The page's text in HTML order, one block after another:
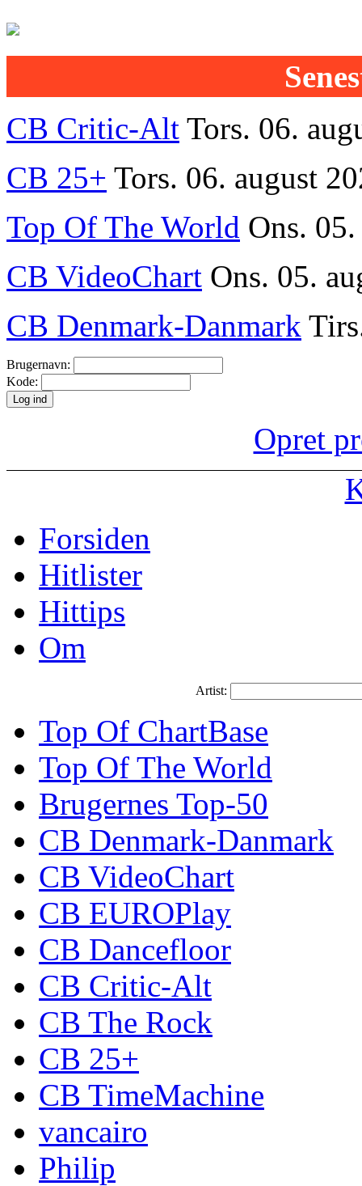
CB Critic-Alt Tors. 06.
CB 25+ Tors. 06. august
Top Of The World Ons.
CB VideoChart Ons. 05.
CB Denmark-Danmark
Brugernavn:
Kode:
Opret
Forsiden
Hitlister
Hittips
Om
Artist:
Top Of ChartBase
Top Of The World
Brugernes Top-50
CB Denmark-Danmark
CB VideoChart
CB EUROPlay
CB Dancefloor
CB Critic-Alt
CB The Rock
CB 25+
CB TimeMachine
vancairo
Philip